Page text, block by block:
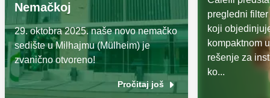
Nemačkoj
29. oktobra 2025. naše novo nemačko
sedište u Milhajmu (Mülheim) je
zvanično otvoreno!
Pročitaj još
pregledni
koji
kompaktnom
rešenje za
ko...